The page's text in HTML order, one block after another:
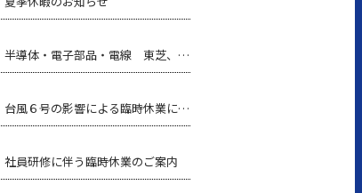
半導体・電子部品・電線 東芝、ROHM 他
台風６号の影響による臨時休業について
社員研修に伴う臨時休業のご案内